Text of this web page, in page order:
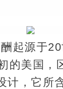
起源于
的美国，
计，它所